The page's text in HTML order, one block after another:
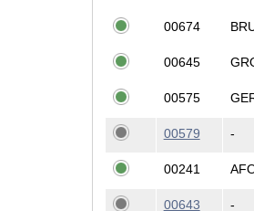
00674
00645
00575
00579 -
00241
00643 -